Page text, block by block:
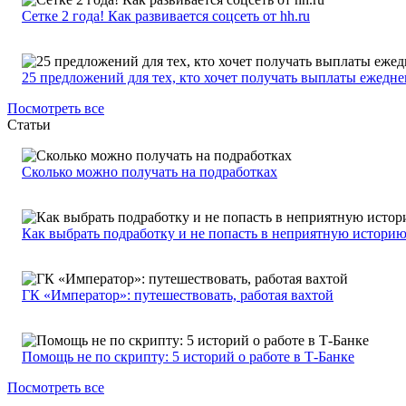
Сетке 2 года! Как развивается соцсеть от hh.ru
25 предложений для тех, кто хочет получать выплаты
Посмотреть все
Статьи
Сколько можно получать на подработках
Как выбрать подработку и не попасть в неприятную историю
ГК «Император»: путешествовать, работая вахтой
Помощь не по скрипту: 5 историй о работе в Т-Банке
Посмотреть все